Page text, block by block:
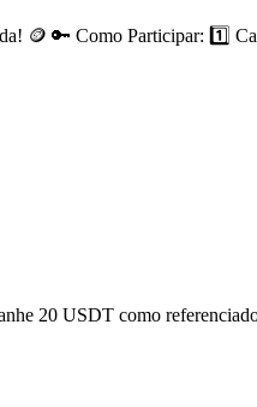
🪙 🔑 Como Participar: 1️⃣
20 USDT como